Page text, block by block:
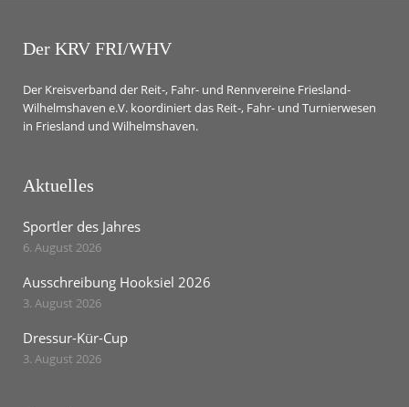
Der KRV FRI/WHV
Der Kreisverband der Reit-, Fahr- und Rennvereine Friesland-
Wilhelmshaven e.V. koordiniert das Reit-, Fahr- und Turnierwesen
in Friesland und Wilhelmshaven.
Aktuelles
Sportler des Jahres
6. August 2026
Ausschreibung Hooksiel 2026
3. August 2026
Dressur-Kür-Cup
3. August 2026